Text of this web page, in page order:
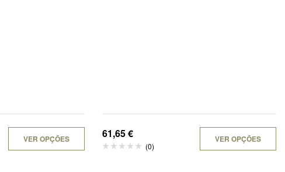
VER OPÇÕES 61,65€
(0)
VER OPÇÕES